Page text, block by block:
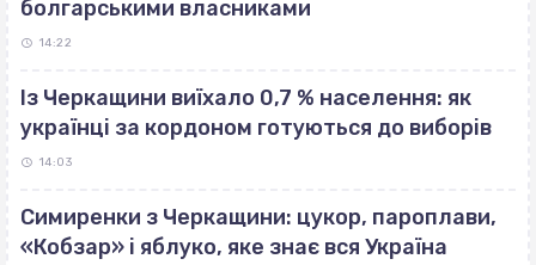
болгарськими власниками
14:22
Із Черкащини виїхало 0,7 % населення: як
українці за кордоном готуються до виборів
14:03
Симиренки з Черкащини: цукор, пароплави,
«Кобзар» і яблуко, яке знає вся Україна